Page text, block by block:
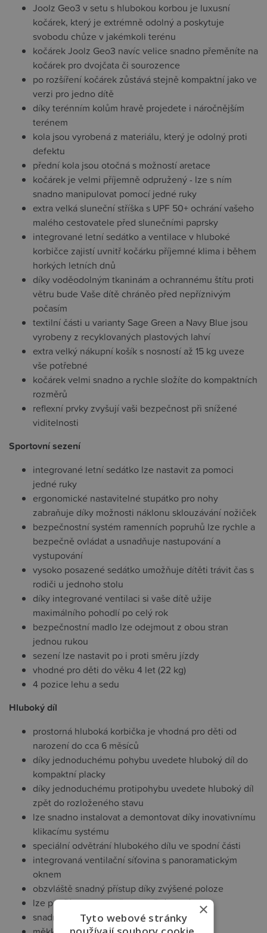
Joolz Geo3 v setu s hlubokou korbou je luxusní
kočárek, který je extrémně odolný a poskytuje
svobodu chůze v jakémkoli terénu
kočárek Joolz Geo3 navíc velice snadno přeměníte na
kočárek pro dvojčata či sourozence
po rozšíření kočárek zůstává stejně kompaktní jako ve
verzi pro jedno dítě
díky terénním kolům hravě projedete i náročnějším
terénem
kola jsou vyrobená z materiálu, který je odolný proti
defektu
přední kola jsou otočná s možností aretace
kočárek je velmi příjemně odpružený - lze s ním
snadno manipulovat pomocí jedné ruky
extra velká sluneční stříška s UPF 50+ ochrání vašeho
malého cestovatele před slunečními paprsky
integrované letní sedátko a ventilace v hluboké
korbičce zajistí uvnitř kočárku příjemné klima i během
horkých letních dnů
díky voděodolným tkaninám a ochrannému štítu proti
větru bude Vaše dítě chráněo před nepříznivým
počasím
textilní části u varianty Sage Green a Navy Blue jsou
vyrobeny z recyklovaných plastových lahví
extra velký nákupní košík s nosností až 15 kg uveze
vše potřebné
kočárek velmi snadno a rychle složíte do kompaktních
rozměrů
reflexní prvky zvyšují vaši bezpečnost při snížené
viditelnosti
Sportovní sezení
integrované letní sedátko lze nastavit za pomoci
jedné ruky
ergonomické nastavitelné stupátko pro nohy
zabraňuje díky možnosti náklonu sklouzávání nožiček
bezpečnostní systém ramenních popruhů lze rychle a
bezpečně ovládat a usnadňuje nastupování a
vystupování
vysoko posazené sedátko umožňuje dítěti trávit čas s
rodiči u jednoho stolu
díky integrované ventilaci si vaše dítě užije
maximálního pohodlí po celý rok
bezpečnostní madlo lze odejmout z obou stran
jednou rukou
sezení lze nastavit po i proti směru jízdy
vhodné pro děti do věku 4 let (22 kg)
4 pozice lehu a sedu
Hluboký díl
prostorná hluboká korbička je vhodná pro děti od
narození do cca 6 měsíců
díky jednoduchému pohybu uvedete hluboký díl do
kompaktní placky
díky jednoduchému protipohybu uvedete hluboký díl
zpět do rozloženého stavu
lze snadno instalovat a demontovat díky inovativnímu
klikacímu systému
speciální odvětrání hlubokého dílu ve spodní části
integrovaná ventilační síťovina s panoramatickým
oknem
obzvláště snadný přístup díky zvýšené poloze
lze použít samostatně pro noční spaní
snadné ovládání stříšky jednou rukou
×
Tyto webové stránky